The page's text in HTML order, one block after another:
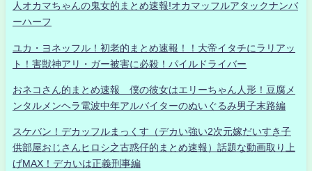
人オカマちゃんの鬼女的まとめ速報!オカマッフルアタックナンバ
ーハーフ
ユカ・ヨネッフル！初老的まとめ速報！！大帝イタチにラリアッ
ト！害獣神アリ・ガー被害に必殺！パイルドライバー
おネコさん的まとめ速報 僕の彼女はエリーちゃん人形！豆腐メ
ンタルメンヘラ電波中年アルバイターのぬいぐるみ男子末路編
スケバン！デカッフルまっくす（デカい強い2次元嫁だいすき子
供部屋おじさんヒロシ之古惑仔的まとめ速報）話題な動画取り上
げMAX！デカいは正義刑事編